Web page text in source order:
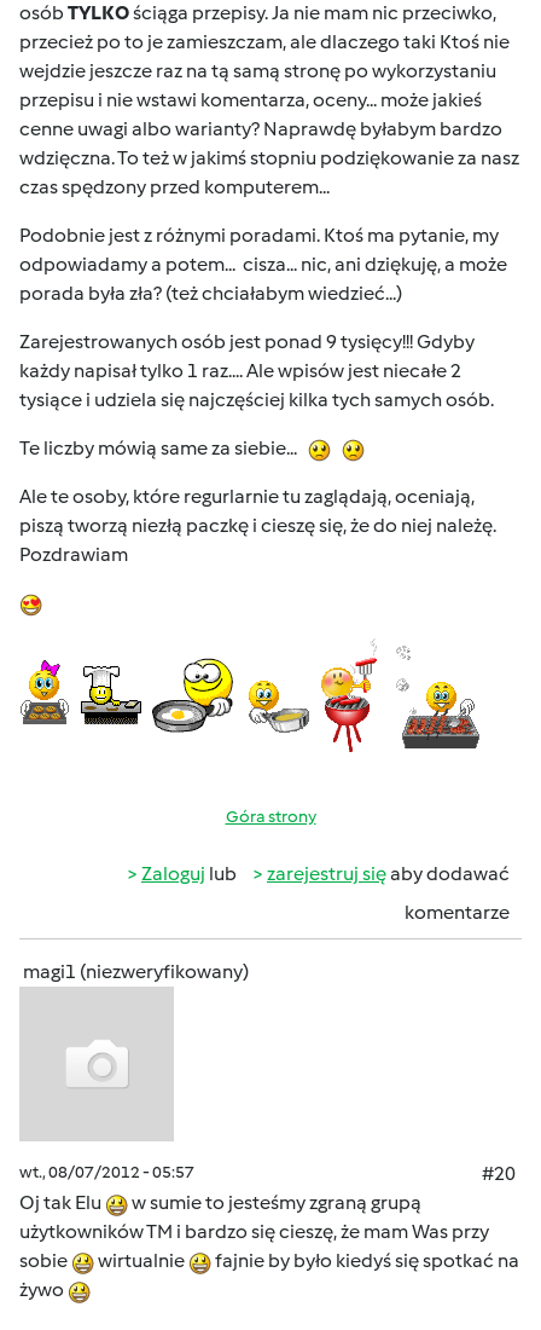
osób TYLKOściąga przepisy. Ja nie mam nic przeciwko,
przecież po to je zamieszczam, ale dlaczego taki Ktoś nie
wejdzie jeszcze raz na tą samą stronę po wykorzystaniu
przepisu i nie wstawi komentarza, oceny... może jakieś
cenne uwagi albo warianty? Naprawdę byłabym bardzo
wdzięczna. To też w jakimś stopniu podziękowanie za nasz
czas spędzony przed komputerem...
Podobnie jest z różnymi poradami. Ktoś ma pytanie, my
odpowiadamy a potem... cisza... nic, ani dziękuję, a może
porada była zła? (też chciałabym wiedzieć...)
Zarejestrowanych osób jest ponad 9 tysięcy!!! Gdyby
każdy napisał tylko 1 raz.... Ale wpisów jest niecałe 2
tysiące i udziela się najczęściej kilka tych samych osób.
Te liczby mówią same za siebie...
Ale te osoby, które regurlarnie tu zaglądają, oceniają,
piszą tworzą niezłą paczkę i cieszę się, że do niej należę.
Pozdrawiam
Góra strony
Zaloguj lub zarejestruj sięaby dodawać
komentarze
magi1 (niezweryfikowany)
wt., 08/07/2012 - 05:57
#20
Oj tak Elu
w sumie to jesteśmy zgraną grupą
użytkowników TM i bardzo się cieszę, że mam Was przy
sobie
wirtualnie
fajnie by było kiedyś się spotkać na
żywo